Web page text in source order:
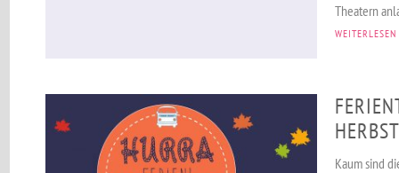
Theatern
WEITERLESEN
Kaum sind